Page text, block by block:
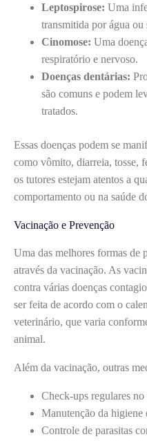
Leptospirose: Uma
transmitida por água
Cinomose: Uma
respiratório e nervoso.
Doenças dentárias:
são comuns e podem
tratados.
Essas doenças podem se
como vômito, diarreia, tosse,
os tutores estejam atentos a
comportamento ou na saúde
Vacinação e Prevenção
Uma das melhores formas de
através da vacinação. As
contra várias doenças
ser feita de acordo com o
veterinário, que varia
animal.
Além da vacinação, outras
Check-ups regulares
Manutenção da higiene
Controle de parasitas